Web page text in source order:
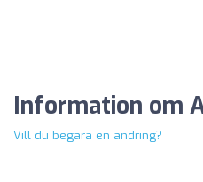
Information om
Vill du begära en ändring?